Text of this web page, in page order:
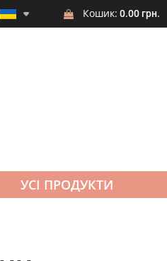
Кошик: 0.00 грн.
УСІ ПРОДУКТИ